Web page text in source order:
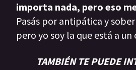
importa nada, pero eso
Pasás por antipática y
pero yo soy la que está a
TAMBIÉN TE PUEDE